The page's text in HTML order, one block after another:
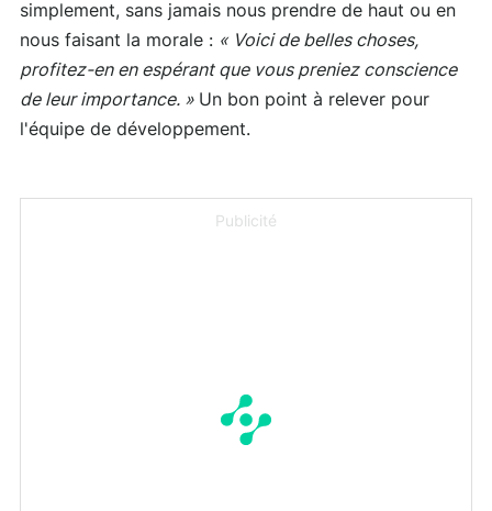
simplement, sans jamais nous prendre de haut ou en
nous faisant la morale : « Voici de belles choses,
profitez-en en espérant que vous preniez conscience
de leur importance. » Un bon point à relever pour
l'équipe de développement.
Publicité